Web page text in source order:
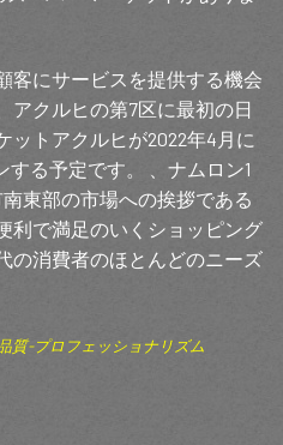
客にサービスを提供する機会
アクルヒの第7区に最初の日
ットアクルヒが2022年4月に
する予定です。 、ナムロン1
東部の市場への挨拶である
利で満足のいくショッピング
の消費者のほとんどのニーズ
質-プロフェッショナリズム